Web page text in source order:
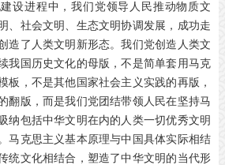
设进程中，我们党领导人民推动物质文
、社会文明、生态文明协调发展，成功走
造了人类文明新形态。我们党创造人类文
我国历史文化的母版，不是简单套用马克
板，不是其他国家社会主义实践的再版，
翻版，而是我们党团结带领人民在坚持马
纳包括中华文明在内的人类一切优秀文明
马克思主义基本原理与中国具体实际相结
统文化相结合，塑造了中华文明的当代形